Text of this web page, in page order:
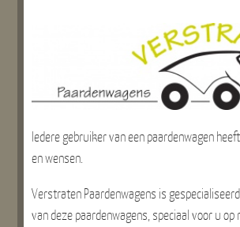
Iedere gebruiker van een paardenwagen
en wensen.
Verstraten Paardenwagens is
van deze paardenwagens, speciaal voor u op